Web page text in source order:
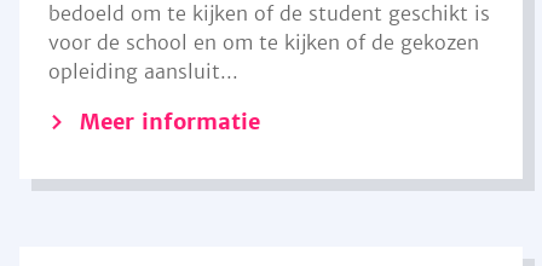
bedoeld om te kijken of de student geschikt is
voor de school en om te kijken of de gekozen
opleiding aansluit...
Meer informatie